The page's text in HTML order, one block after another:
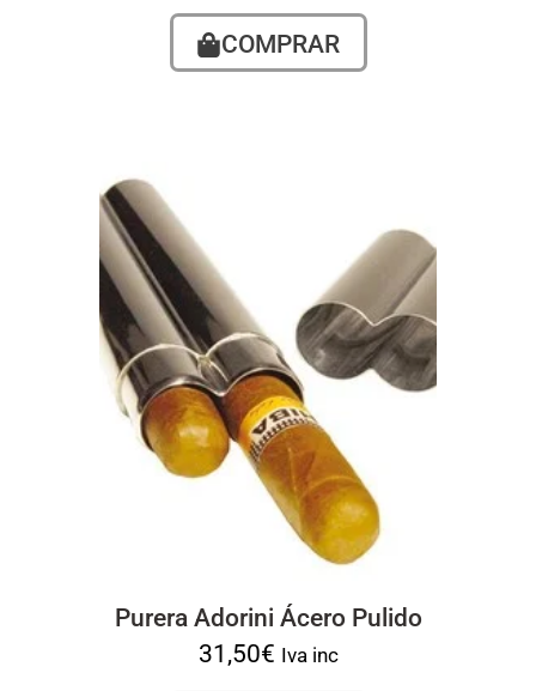
COMPRAR
Purera Adorini Ácero Pulido
31,50€ Iva inc